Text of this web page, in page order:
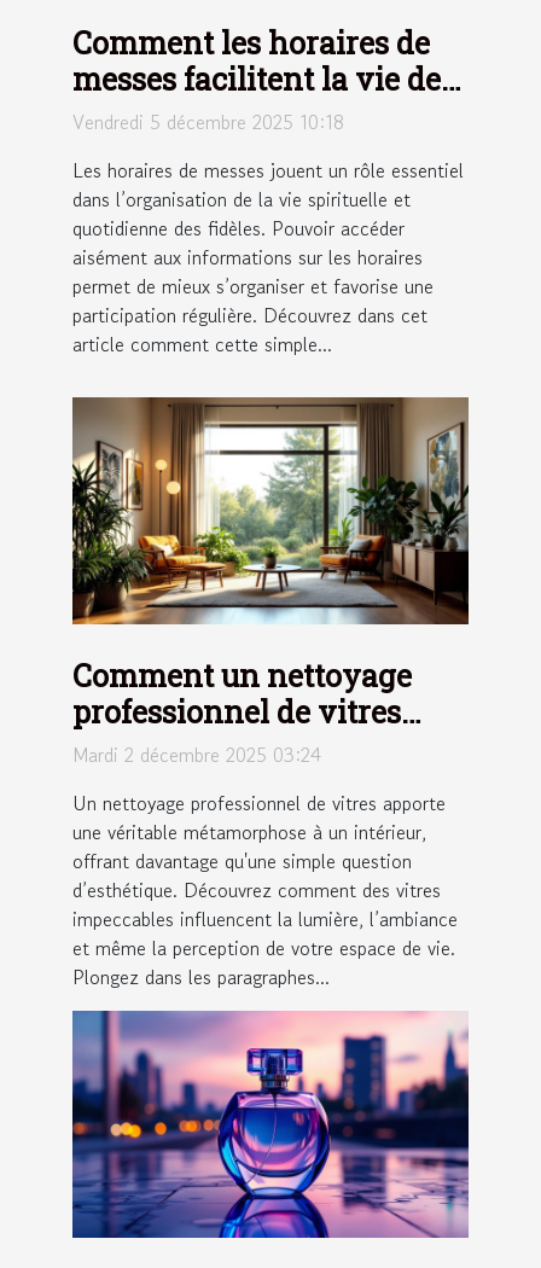
Comment les horaires de
messes facilitent la vie des
fidèles ?
Vendredi 5 décembre 2025 10:18
Les horaires de messes jouent un rôle essentiel
dans l’organisation de la vie spirituelle et
quotidienne des fidèles. Pouvoir accéder
aisément aux informations sur les horaires
permet de mieux s’organiser et favorise une
participation régulière. Découvrez dans cet
article comment cette simple...
Comment un nettoyage
professionnel de vitres
peut transformer votre
Mardi 2 décembre 2025 03:24
Un nettoyage professionnel de vitres apporte
une véritable métamorphose à un intérieur,
offrant davantage qu'une simple question
d’esthétique. Découvrez comment des vitres
impeccables influencent la lumière, l’ambiance
et même la perception de votre espace de vie.
Plongez dans les paragraphes...